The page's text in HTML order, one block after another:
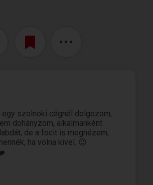
szolnoki cégnél dolgozom,
dohányzom, alkalmanként
de a focit is megnézem,
ha volna kivel. 😉